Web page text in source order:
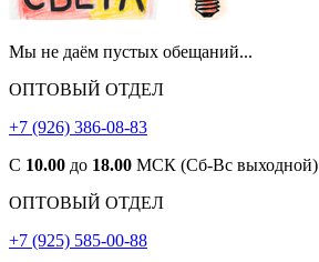
Мы не даём пустых обещаний...
ОПТОВЫЙ ОТДЕЛ
+7 (926) 386-08-83
С 10.00 до 18.00 МСК (Сб-Вс выходной)
ОПТОВЫЙ ОТДЕЛ
+7 (925) 585-00-88